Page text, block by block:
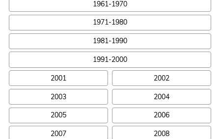
1961-1970
1971-1980
1981-1990
1991-2000
2001 2002
2003 2004
2005 2006
2007 2008